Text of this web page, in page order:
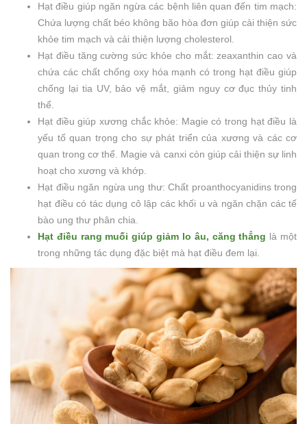
Hạt điều giúp ngăn ngừa các bệnh liên quan đến tim mạch:
Chứa lượng chất béo không bão hòa đơn giúp cải thiện sức
khỏe tim mạch và cải thiện lượng cholesterol.
Hạt điều tăng cường sức khỏe cho mắt: zeaxanthin cao và
chứa các chất chống oxy hóa mạnh có trong hạt điều giúp
chống lại tia UV, bảo vệ mắt, giảm nguy cơ đục thủy tinh
thể.
Hạt điều giúp xương chắc khỏe: Magie có trong hạt điều là
yếu tố quan trọng cho sự phát triển của xương và các cơ
quan trong cơ thể. Magie và canxi còn giúp cải thiện sự linh
hoạt cho xương và khớp.
Hạt điều ngăn ngừa ung thư: Chất proanthocyanidins trong
hạt điều có tác dụng cô lập các khối u và ngăn chặn các tế
bào ung thư phân chia.
Hạt điều rang muối giúp giảm lo âu, căng thẳng là một
trong những tác dụng đặc biệt mà hạt điều đem lại.